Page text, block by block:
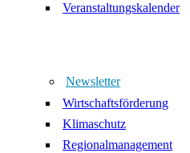
Veranstaltungskalender
Newsletter
Wirtschaftsförderung
Klimaschutz
Regionalmanagement